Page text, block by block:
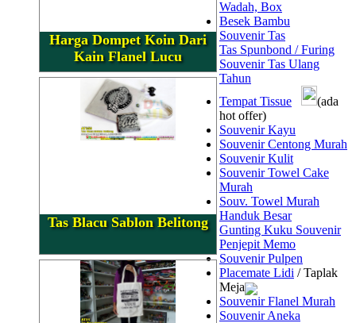
Harga Dompet Koin Dari
Kain Flanel Lucu
Tas Blacu Sablon Belitong
Wadah, Box
Besek Bambu
Souvenir Tas
Tas Spunbond / Furing
Souvenir Tas Ulang
Tahun
Tempat Tissue
(ada
hot offer)
Souvenir Kayu
Souvenir Centong Murah
Souvenir Kulit
Souvenir Towel Cake
Murah
Souv. Towel Murah
Handuk Besar
Gunting Kuku Souvenir
Penjepit Memo
Souvenir Pulpen
Placemate Lidi / Taplak
Meja
Souvenir Flanel Murah
Souvenir Aneka